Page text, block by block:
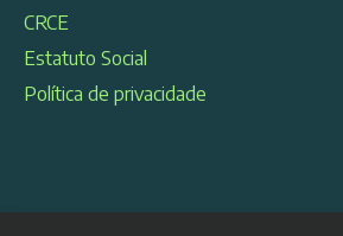
CRCE
Estatuto Social
Política de privacidade